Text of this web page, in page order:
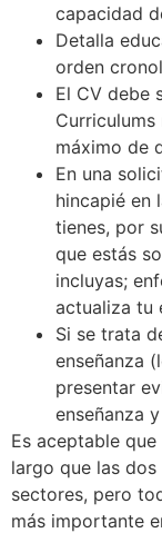
capacidad
Detalla
orden
El CV debe
máximo de
En una
hincapié en
tienes, por
que estás
incluyas;
actualiza tu
Si se trata
enseñanza
presentar
enseñanza
Es aceptable
largo que las
sectores, pero
más importante